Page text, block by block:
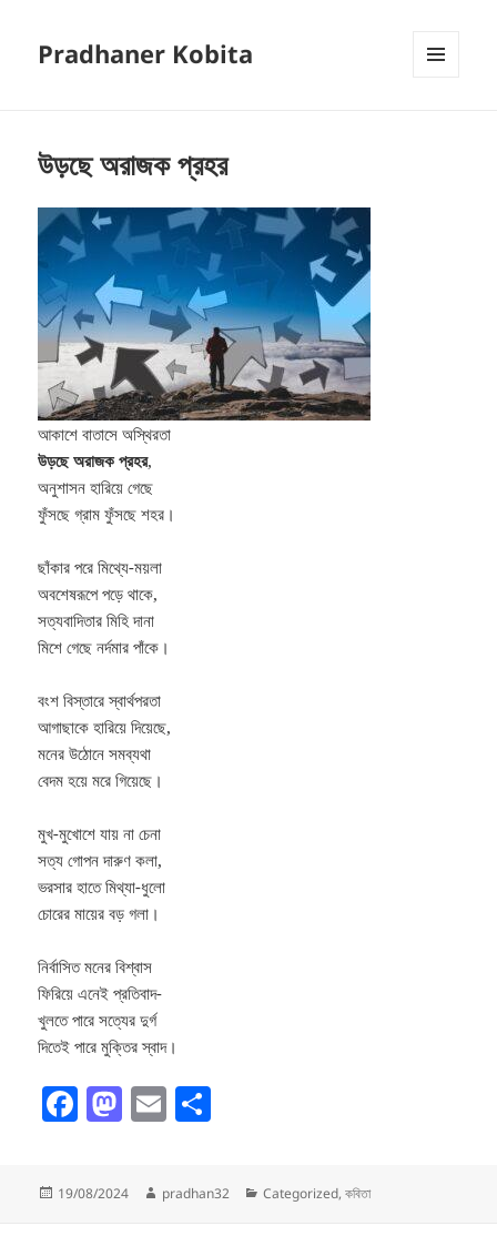
Pradhaner Kobita
উড়ছে অরাজক প্রহর
আকাশে বাতাসে অস্থিরতা
উড়ছে অরাজক প্রহর,
অনুশাসন হারিয়ে গেছে
ফুঁসছে গ্রাম ফুঁসছে শহর।
ছাঁকার পরে মিথ্যে-ময়লা
অবশেষরূপে পড়ে থাকে,
সত্যবাদিতার মিহি দানা
মিশে গেছে নর্দমার পাঁকে।
বংশ বিস্তারে স্বার্থপরতা
আগাছাকে হারিয়ে দিয়েছে,
মনের উঠোনে সমব্যথা
বেদম হয়ে মরে গিয়েছে।
মুখ-মুখোশে যায় না চেনা
সত্য গোপন দারুণ কলা,
ভরসার হাতে মিথ্যা-ধুলো
চোরের মায়ের বড় গলা।
নির্বাসিত মনের বিশ্বাস
ফিরিয়ে এনেই প্রতিবাদ-
খুলতে পারে সত্যের দুর্গ
দিতেই পারে মুক্তির স্বাদ।
F
e
M
to
d
E
ai
l re
Posted
19/08/2024 Author
pradhan32 Categories
Categorized,কবিতা